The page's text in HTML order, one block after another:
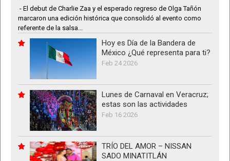
- El debut de Charlie Zaa y el esperado regreso de Olga Tañón
marcaron una edición histórica que consolidó al evento como
referente de la salsa...
Hoy es Día de la Bandera de
México ¿Qué representa para ti?
Feb 24 2026
Lunes de Carnaval en Veracruz;
estas son las actividades
Feb 16 2026
TRÍO DEL AMOR – NISSAN
SADO MINATITLÁN